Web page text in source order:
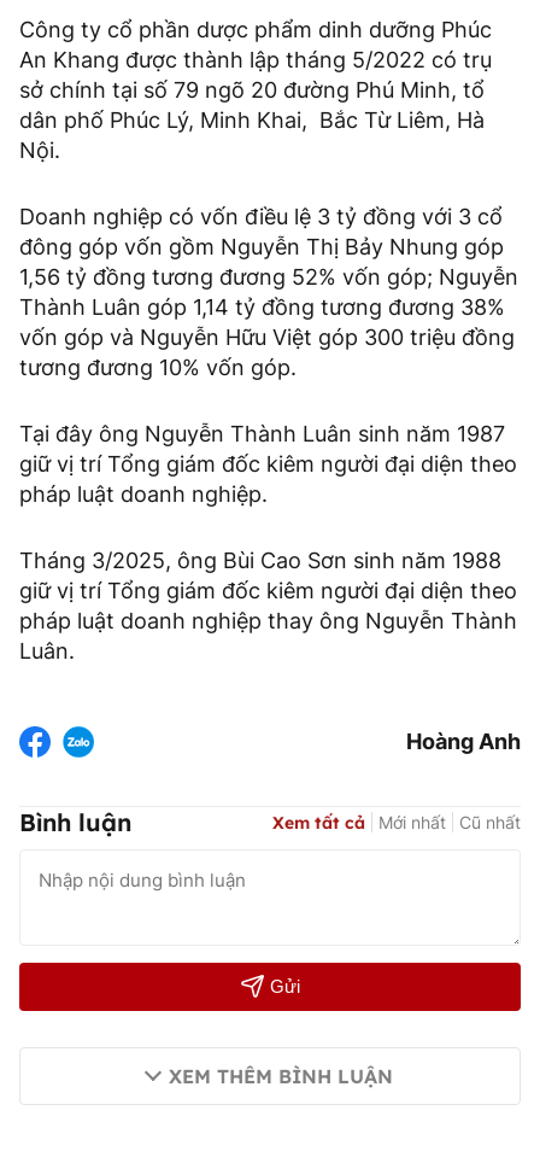
Công ty cổ phần dược phẩm dinh dưỡng Phúc
An Khang được thành lập tháng 5/2022 có trụ
sở chính tại số 79 ngõ 20 đường Phú Minh, tổ
dân phố Phúc Lý, Minh Khai, Bắc Từ Liêm, Hà
Nội.
Doanh nghiệp có vốn điều lệ 3 tỷ đồng với 3 cổ
đông góp vốn gồm Nguyễn Thị Bảy Nhung góp
1,56 tỷ đồng tương đương 52% vốn góp; Nguyễn
Thành Luân góp 1,14 tỷ đồng tương đương 38%
vốn góp và Nguyễn Hữu Việt góp 300 triệu đồng
tương đương 10% vốn góp.
Tại đây ông Nguyễn Thành Luân sinh năm 1987
giữ vị trí Tổng giám đốc kiêm người đại diện theo
pháp luật doanh nghiệp.
Tháng 3/2025, ông Bùi Cao Sơn sinh năm 1988
giữ vị trí Tổng giám đốc kiêm người đại diện theo
pháp luật doanh nghiệp thay ông Nguyễn Thành
Luân.
Hoàng Anh
Bình luận Xem tất cả Mới nhất Cũ nhất
Gửi
XEM THÊM BÌNH LUẬN